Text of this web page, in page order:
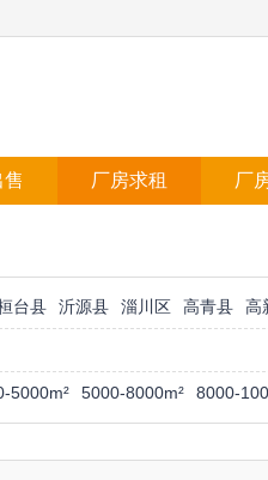
厂房求租 厂
台县 沂源县 淄川区 高青县 高
5000m² 5000-8000m² 8000-